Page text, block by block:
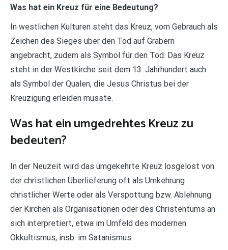
Was hat ein Kreuz für eine Bedeutung?
In westlichen Kulturen steht das Kreuz, vom Gebrauch als
Zeichen des Sieges über den Tod auf Gräbern
angebracht, zudem als Symbol für den Tod. Das Kreuz
steht in der Westkirche seit dem 13. Jahrhundert auch
als Symbol der Qualen, die Jesus Christus bei der
Kreuzigung erleiden musste.
Was hat ein umgedrehtes Kreuz zu
bedeuten?
In der Neuzeit wird das umgekehrte Kreuz losgelöst von
der christlichen Überlieferung oft als Umkehrung
christlicher Werte oder als Verspottung bzw. Ablehnung
der Kirchen als Organisationen oder des Christentums an
sich interpretiert, etwa im Umfeld des modernen
Okkultismus, insb. im Satanismus.